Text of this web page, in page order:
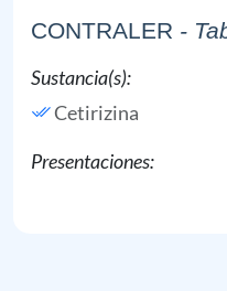
CONTRALER -
Sustancia(s):
Cetirizina
Presentaciones: